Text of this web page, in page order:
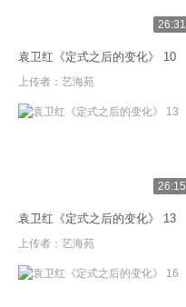
26:31
袁卫红《定式之后的变化》 10
上传者： 艺海苑
26:15
袁卫红《定式之后的变化》 13
上传者： 艺海苑